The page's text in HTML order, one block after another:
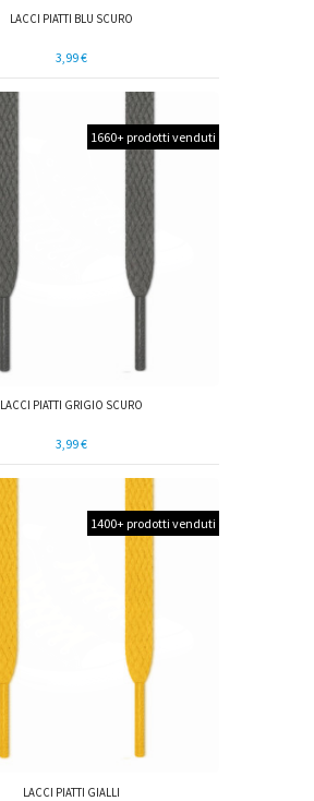
LACCI PIATTI BLU SCURO
3,99 €
1660+ prodotti venduti
LACCI PIATTI GRIGIO SCURO
3,99 €
1400+ prodotti venduti
LACCI PIATTI GIALLI